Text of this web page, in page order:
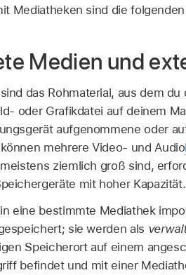
Mediatheken sind die
Medien und
das Rohmaterial, aus dem
oder Grafikdatei auf deinem
aufgenommene oder
mehrere Video- und Audio
ziemlich groß sind,
mit hoher Kapazität.
eine bestimmte Mediathek
sie werden als
Speicherort auf einem
befindet und mit einer